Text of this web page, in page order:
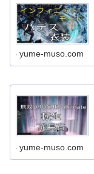
yume-muso.com
yume-muso.com